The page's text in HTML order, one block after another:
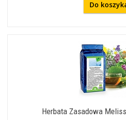
Do
Herbata Zasadowa